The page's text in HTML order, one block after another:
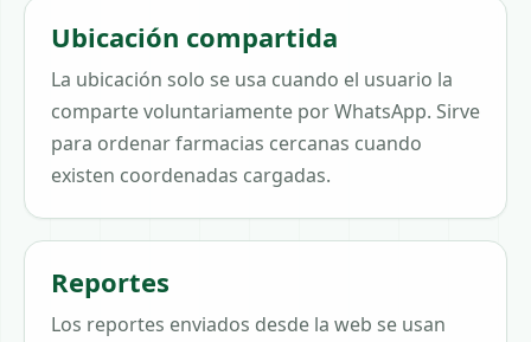
Ubicación compartida
La ubicación solo se usa cuando el usuario la
comparte voluntariamente por WhatsApp. Sirve
para ordenar farmacias cercanas cuando
existen coordenadas cargadas.
Reportes
Los reportes enviados desde la web se usan